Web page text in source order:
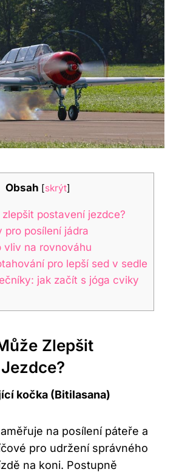
Obsah [skrýt]
postavení jezdce?
pro posílení jádra
vliv na rovnováhu
pro lepší sed v sedle
jak začít s jóga cviky
Zlepšit
kočka (Bitilasana)
na posílení páteře a
pro udržení správného
na koni. Postupně